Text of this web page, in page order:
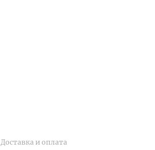
Доставка и оплата